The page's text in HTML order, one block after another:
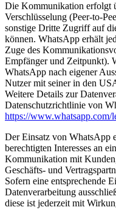
Die Kommunikation erfolgt
Verschlüsselung (Peer-to-
sonstige Dritte Zugriff auf
können. WhatsApp erhält
Zuge des
Empfänger und Zeitpunkt).
WhatsApp nach eigener
Nutzer mit seiner in den
Weitere Details zur
Datenschutzrichtlinie von
https://www.whatsapp.com/
Der Einsatz von WhatsApp
berechtigten Interesses an
Kommunikation mit
Geschäfts- und
Sofern eine entsprechende
Datenverarbeitung
diese ist jederzeit mit